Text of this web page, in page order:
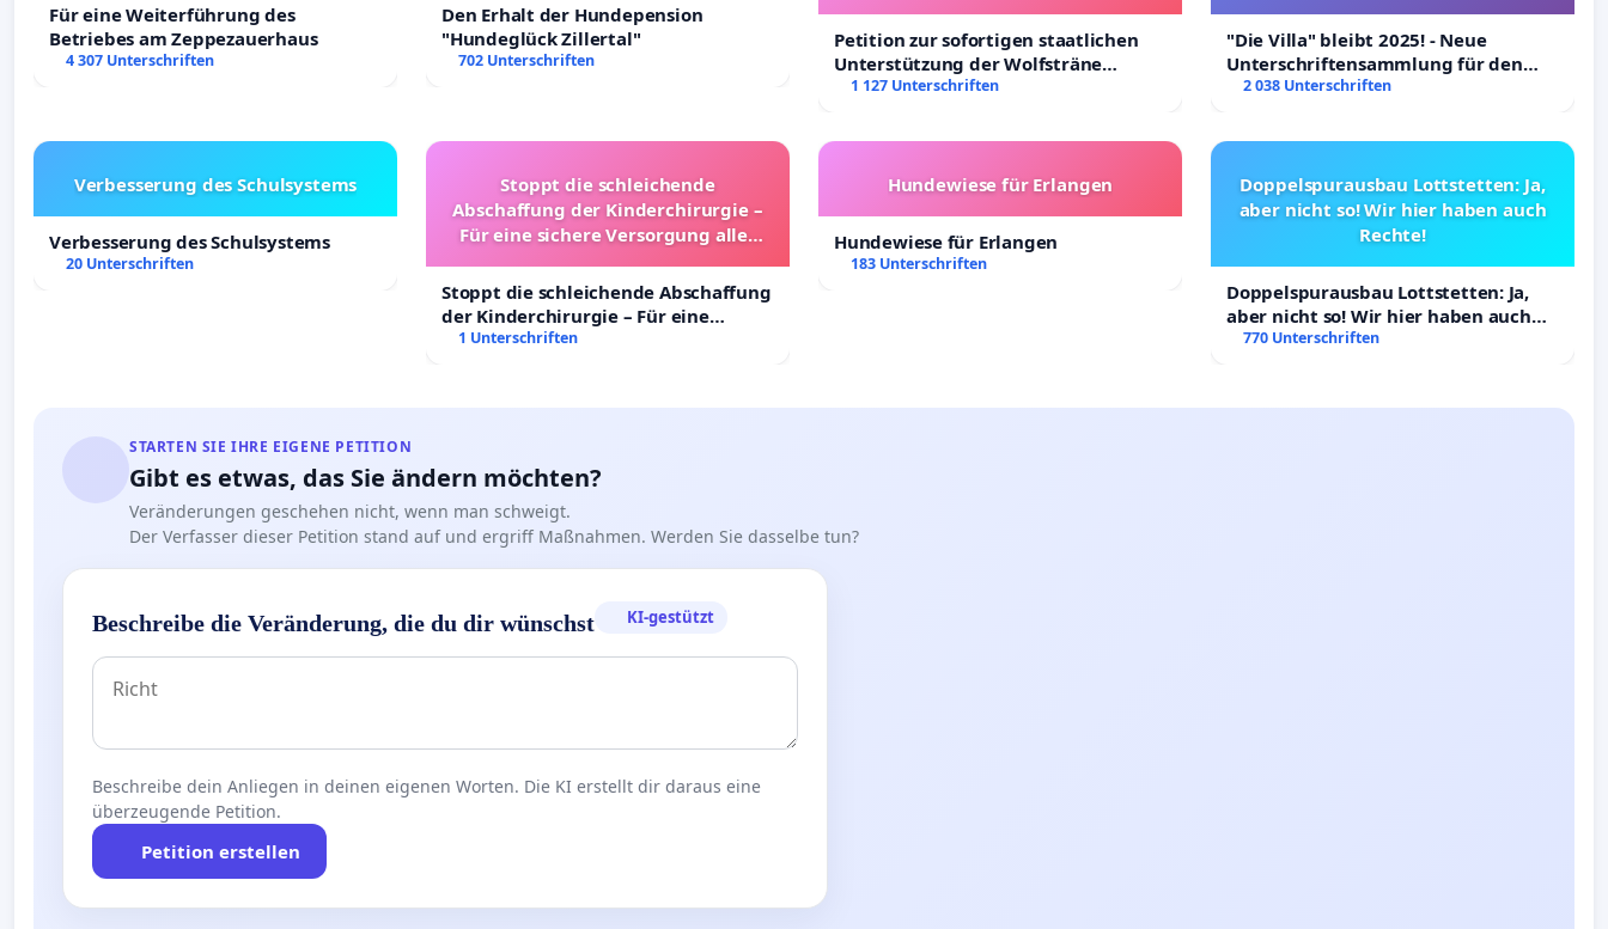
Für eine Weiterführung des
Betriebes am Zeppezauerhaus
4 307 Unterschriften
Den Erhalt der Hundepension
"Hundeglück Zillertal"
702 Unterschriften
Petition zur sofortigen staatlichen
Unterstützung der Wolfsträne
Leipzig in der Trauerbewältigung
1 127 Unterschriften
"Die Villa" bleibt 2025! - Neue
Unterschriftensammlung für den
Erhalt der Villa
2 038 Unterschriften
Verbesserung des Schulsystems
Verbesserung des Schulsystems
20 Unterschriften
Stoppt die schleichende
Abschaffung der Kinderchirurgie –
Für eine sichere Versorgung aller
Stoppt die schleichende Abschaffung
der Kinderchirurgie – Für eine
sichere Versorgung aller Kinder in
1 Unterschriften
Hundewiese für Erlangen
Hundewiese für Erlangen
183 Unterschriften
Doppelspurausbau Lottstetten: Ja,
aber nicht so! Wir hier haben auch
Rechte!
Doppelspurausbau Lottstetten: Ja,
aber nicht so! Wir hier haben auch
Rechte!
770 Unterschriften
STARTEN SIE IHRE EIGENE PETITION
Gibt es etwas, das Sie ändern möchten?
Veränderungen geschehen nicht, wenn man schweigt.
Der Verfasser dieser Petition stand auf und ergriff Maßnahmen. Werden Sie dasselbe tun?
Beschreibe die Veränderung, die du dir wünschst KI-gestützt
Beschreibe dein Anliegen in deinen eigenen Worten. Die KI erstellt dir daraus eine
überzeugende Petition.
Petition erstellen